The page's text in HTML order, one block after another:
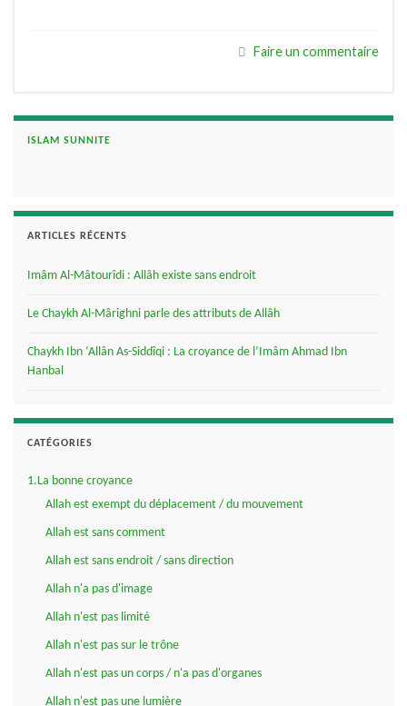
Faire un commentaire
ISLAM SUNNITE
ARTICLES RÉCENTS
Imâm Al-Mâtourîdi : Allâh existe sans endroit
Le Chaykh Al-Mârighni parle des attributs de Allâh
Chaykh Ibn ‘Allân As-Siddîqi : La croyance de l’Imâm Ahmad Ibn
Hanbal
CATÉGORIES
1.La bonne croyance
Allah est exempt du déplacement / du mouvement
Allah est sans comment
Allah est sans endroit / sans direction
Allah n'a pas d'image
Allah n'est pas limité
Allah n'est pas sur le trône
Allah n'est pas un corps / n'a pas d'organes
Allah n'est pas une lumière